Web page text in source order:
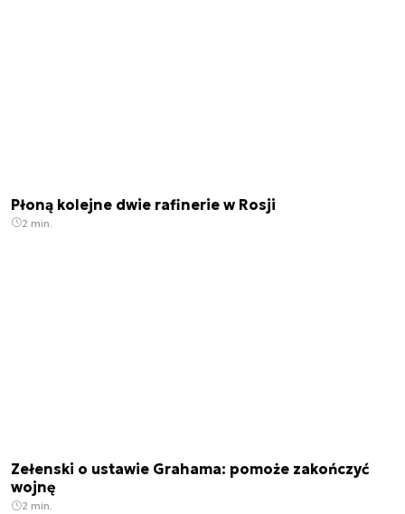
Płoną kolejne dwie rafinerie w Rosji
2 min.
Zełenski o ustawie Grahama: pomoże zakończyć
wojnę
2 min.